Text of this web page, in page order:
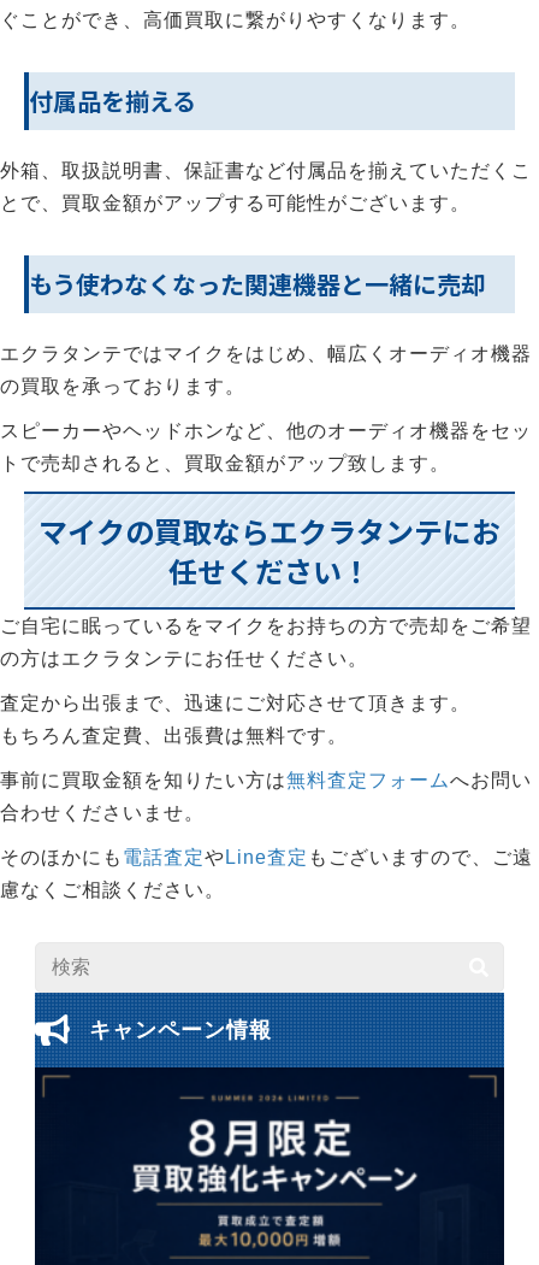
ぐことができ、高価買取に繋がりやすくなります。
付属品を揃える
外箱、取扱説明書、保証書など付属品を揃えていただくこ
とで、買取金額がアップする可能性がございます。
もう使わなくなった関連機器と一緒に売却
エクラタンテではマイクをはじめ、幅広くオーディオ機器
の買取を承っております。
スピーカーやヘッドホンなど、他のオーディオ機器をセッ
トで売却されると、買取金額がアップ致します。
マイクの買取ならエクラタンテにお
任せください！
ご自宅に眠っているをマイクをお持ちの方で売却をご希望
の方はエクラタンテにお任せください。
査定から出張まで、迅速にご対応させて頂きます。
もちろん査定費、出張費は無料です。
事前に買取金額を知りたい方は無料査定フォームへお問い
合わせくださいませ。
そのほかにも 電話査定や Line査定 もございますので、ご遠
慮なくご相談ください。
キャンペーン情報